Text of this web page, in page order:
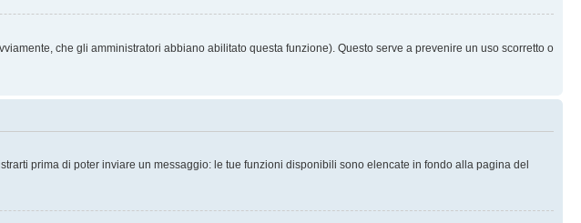
che gli amministratori abbiano abilitato questa funzione). Questo serve a prevenire un uso scorretto o
prima di poter inviare un messaggio: le tue funzioni disponibili sono elencate in fondo alla pagina del